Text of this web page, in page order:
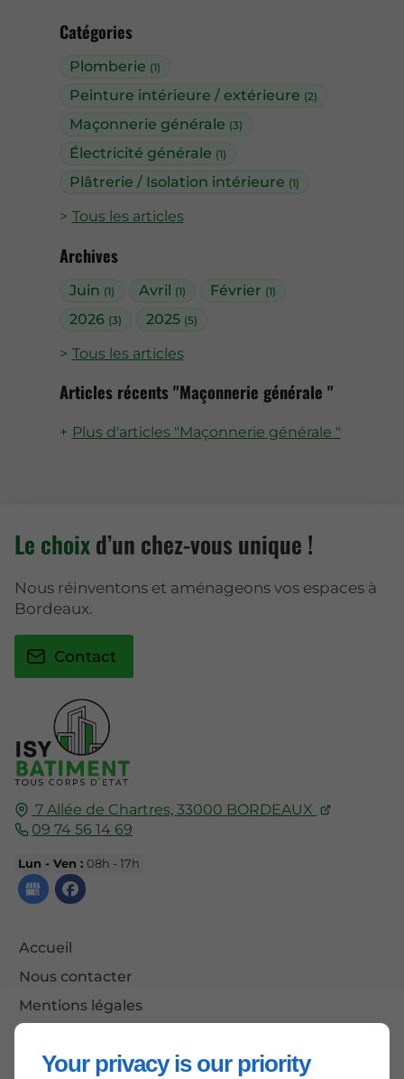
Your privacy is our priority
Catégories
Plomberie (1)
Peinture intérieure / extérieure (2)
Maçonnerie générale (3)
Électricité générale (1)
Plâtrerie / Isolation intérieure (1)
Tous les articles
Archives
Juin (1) Avril (1) Février (1)
2026 (3) 2025 (5)
Tous les articles
Articles récents "Maçonnerie générale "
Plus d'articles "Maçonnerie générale "
7 Allée de Chartres,33000 BORDEAUX
09 74 56 14 69
Lun - Ven : 08h - 17h
Accueil
Nous contacter
Mentions légales
Le choixd’un chez-vous unique !
Nous réinventons et aménageons vos espaces à
Bordeaux.
Contact